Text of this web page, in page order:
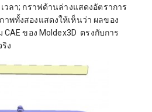
วลา; กราฟด้านล่างแสดงอัตราการ
พทั้งสองแสดงให้เห็นว่า ผลของ
ของ Moldex3D ตรงกับการ
ง